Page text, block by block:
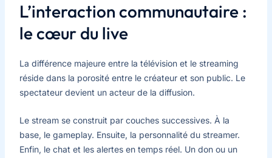
L’interaction communautaire :
le cœur du live
La différence majeure entre la télévision et le streaming
réside dans la porosité entre le créateur et son public. Le
spectateur devient un acteur de la diffusion.
Le stream se construit par couches successives. À la
base, le gameplay. Ensuite, la personnalité du streamer.
Enfin, le chat et les alertes en temps réel. Un don ou un